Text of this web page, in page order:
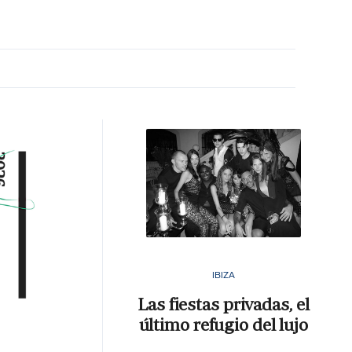
IBIZA
Las fiestas privadas, el
último refugio del lujo